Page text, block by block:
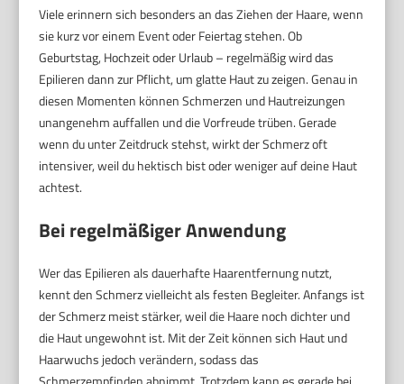
Viele erinnern sich besonders an das Ziehen der Haare, wenn
sie kurz vor einem Event oder Feiertag stehen. Ob
Geburtstag, Hochzeit oder Urlaub – regelmäßig wird das
Epilieren dann zur Pflicht, um glatte Haut zu zeigen. Genau in
diesen Momenten können Schmerzen und Hautreizungen
unangenehm auffallen und die Vorfreude trüben. Gerade
wenn du unter Zeitdruck stehst, wirkt der Schmerz oft
intensiver, weil du hektisch bist oder weniger auf deine Haut
achtest.
Bei regelmäßiger Anwendung
Wer das Epilieren als dauerhafte Haarentfernung nutzt,
kennt den Schmerz vielleicht als festen Begleiter. Anfangs ist
der Schmerz meist stärker, weil die Haare noch dichter und
die Haut ungewohnt ist. Mit der Zeit können sich Haut und
Haarwuchs jedoch verändern, sodass das